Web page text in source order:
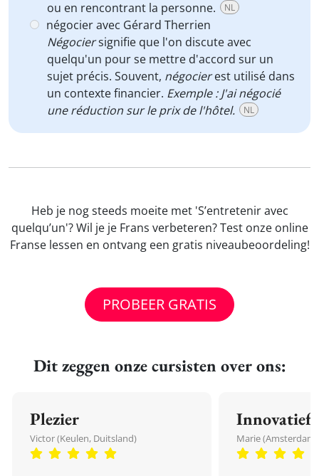
ou en rencontrant la personne.
NL
négocier avec Gérard Therrien
Négociersignifie que l'on discute avec
quelqu'un pour se mettre d'accord sur un
sujet précis. Souvent, négocierest utilisé dans
un contexte financier. Exemple : J'ai négocié
une réduction sur le prix de l'hôtel.
NL
Heb je nog steeds moeite met 'S’entretenir avec
quelqu’un'? Wil je je Frans verbeteren? Test onze online
Franse lessen en ontvang een gratis niveaubeoordeling!
PROBEER GRATIS
Dit zeggen onze cursisten over ons:
Plezier
Victor (Keulen, Duitsland)
Innovatief
Marie